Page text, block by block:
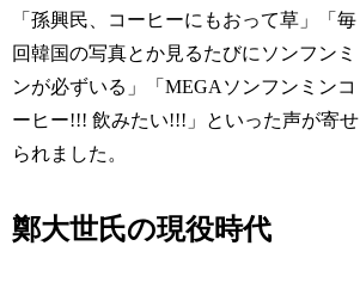
「孫興民、コーヒーにもおって草」「毎
回韓国の写真とか見るたびにソンフンミ
ンが必ずいる」「MEGAソンフンミンコ
ーヒー!!! 飲みたい!!!」といった声が寄せ
られました。
鄭大世氏の現役時代